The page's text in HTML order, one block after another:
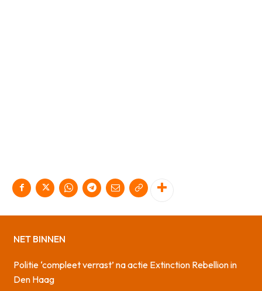
NET BINNEN
Politie ‘compleet verrast’ na actie Extinction Rebellion in
Den Haag